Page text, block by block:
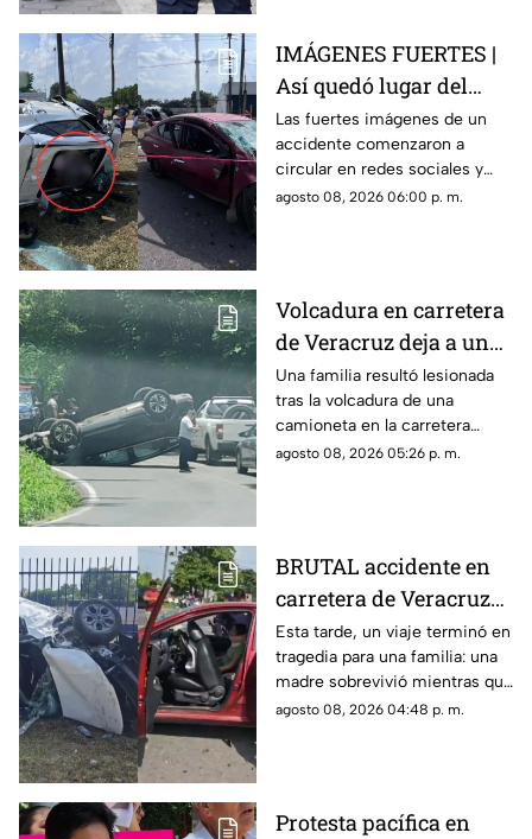
IMÁGENES FUERTES |
Así quedó lugar del
accidente en carretera
de Veracruz donde un
joven MURIÓ; su madre
está grave
Las fuertes imágenes de un
accidente comenzaron a
circular en redes sociales y
muestran los momentos
agosto 08, 2026 06:00 p. m.
Volcadura en carretera
de Veracruz deja a una
familia lesionada
Una familia resultó lesionada
tras la volcadura de una
camioneta en la carretera
Fortín-Orizaba, donde la
agosto 08, 2026 05:26 p. m.
BRUTAL accidente en
carretera de Veracruz
deja a joven MUERTO y
a su madre gravemente
herida; buscan a sus
familiares
Esta tarde, un viaje terminó en
tragedia para una familia: una
madre sobrevivió mientras que
su hijo murió tras el fuerte
agosto 08, 2026 04:48 p. m.
Protesta pacífica en